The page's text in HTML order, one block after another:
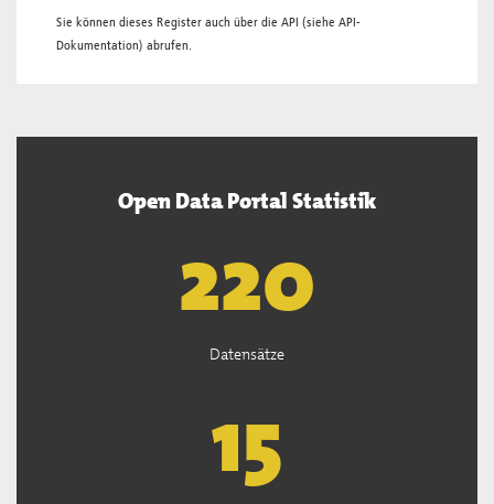
Sie können dieses Register auch über die API (siehe API-
Dokumentation) abrufen.
Open Data Portal Statistik
222
Datensätze
15